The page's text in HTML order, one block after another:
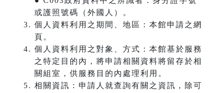
或護照號碼（外國人）。
個人資料利用之期間、地區：本館申請之網
頁。
個人資料利用之對象、方式：本館基於服務
之特定目的內，將申請相關資料將留存於相
關組室，供服務目的內處理利用。
相關資訊：申請人就查詢有關之資訊，除可